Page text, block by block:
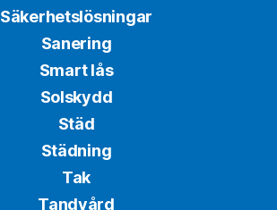
Säkerhetslösningar
Sanering
Smart lås
Solskydd
Städ
Städning
Tak
Tandvård